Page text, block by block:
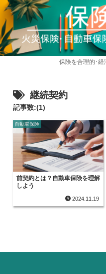
保険を合理的･
継続契約
記事数:(1)
自動車保険
前契約とは？自動車保険を理解
しよう
2024.11.19